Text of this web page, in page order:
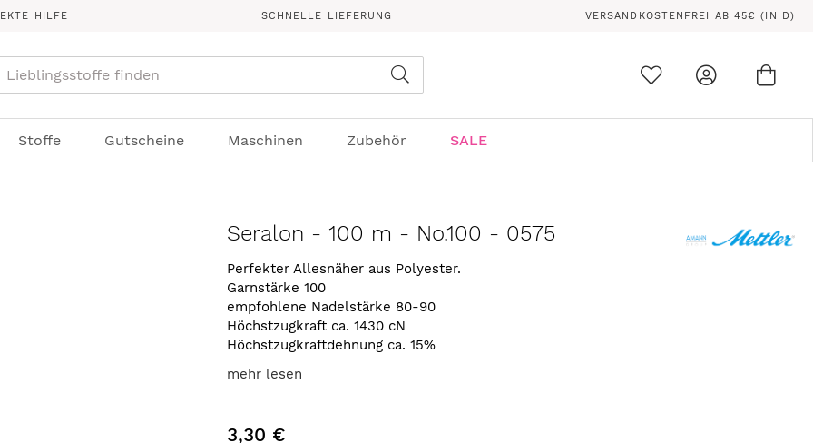
HILFE SCHNELLE LIEFERUNG VERSANDKOSTENFREI AB 45€ (IN D)
Stoffe Gutscheine Maschinen Zubehör SALE
Seralon - 100 m - No.100 - 0575
Perfekter Allesnäher aus Polyester.
Garnstärke 100
empfohlene Nadelstärke 80-90
Höchstzugkraft ca. 1430 cN
Höchstzugkraftdehnung ca. 15%
mehr lesen
3,30 €